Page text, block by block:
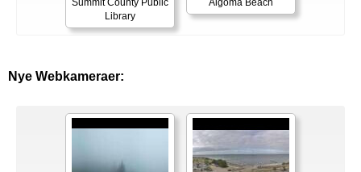
Summit County Public
Library
Algoma Beach
Nye Webkameraer: